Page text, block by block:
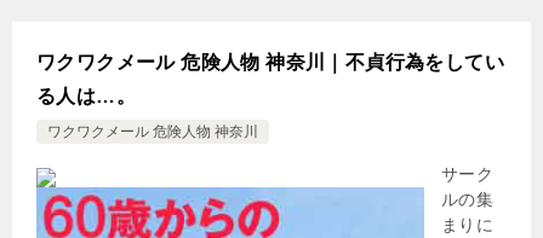
ワクワクメール 危険人物 神奈川｜不貞行為をしてい
る人は…。
ワクワクメール 危険人物 神奈川
サーク
ルの集
まりに